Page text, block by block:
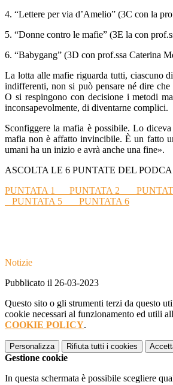
4. “Lettere per via d’Amelio” (3C con la
5. “Donne contro le mafie” (3E la con
6. “Babygang” (3D con prof.ssa Caterina
La lotta alle mafie riguarda tutti, ciascuno
indifferenti, non si può pensare né dire
O si respingono con decisione i metodi
inconsapevolmente, di diventarne complici.
Sconfiggere la mafia è possibile. Lo
mafia non è affatto invincibile. È un fatto
umani ha un inizio e avrà anche una fine».
ASCOLTA LE 6 PUNTATE DEL
PUNTATA 1 PUNTATA 2
PUNTATA 5 PUNTATA 6
Notizie
Pubblicato il 26-03-2023
Questo sito o gli strumenti terzi da questo
cookie necessari al funzionamento ed utili
COOKIE POLICY.
Personalizza Rifiuta tutti i cookies
Gestione cookie
In questa schermata è possibile scegliere